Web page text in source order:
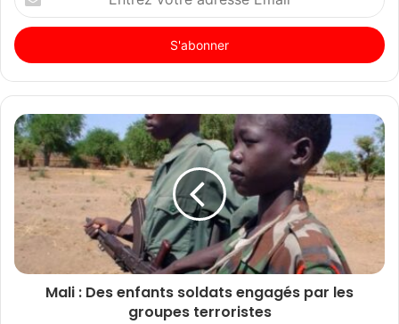
votre
adresse
Email
Mali : Des enfants soldats engagés par les
groupes terroristes